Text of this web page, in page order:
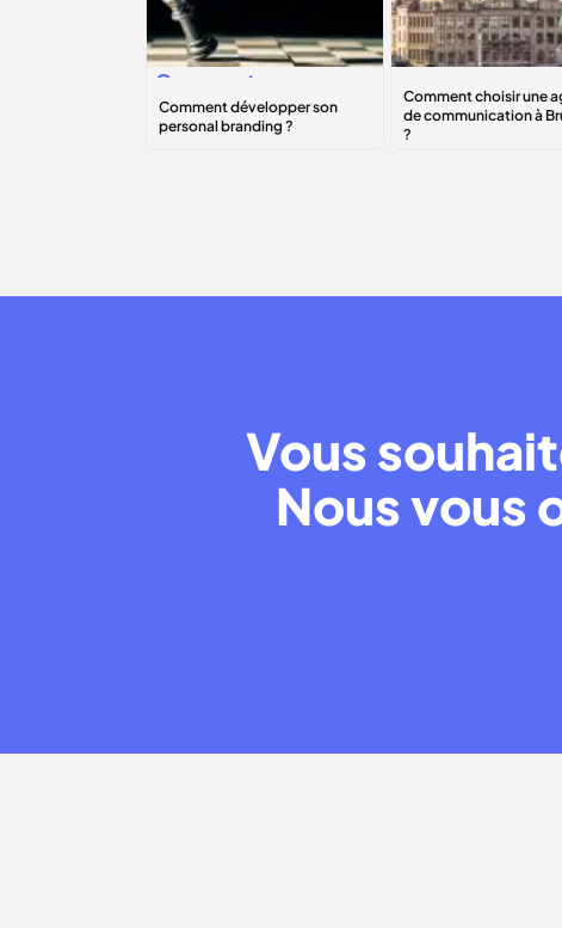
Comment
développer son
personal
une agence de
communication à
Vous
Nous vous